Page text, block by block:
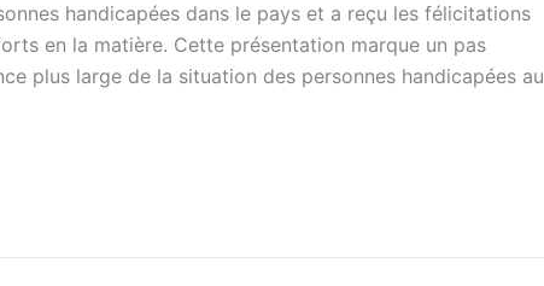
handicapées dans le pays et a reçu les félicitations
en la matière. Cette présentation marque un pas
plus large de la situation des personnes handicapées au